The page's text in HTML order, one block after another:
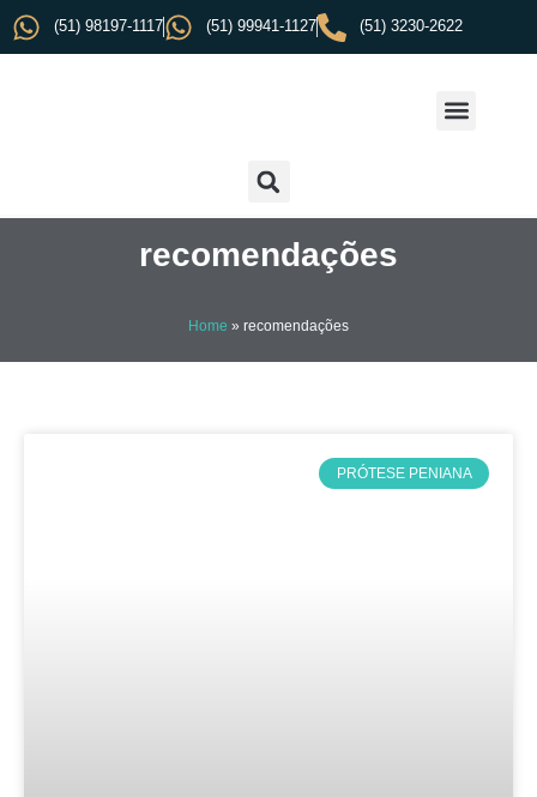
(51) 98197-1117 (51) 99941-1127 (51) 3230-2622
recomendações
Home » recomendações
PRÓTESE PENIANA